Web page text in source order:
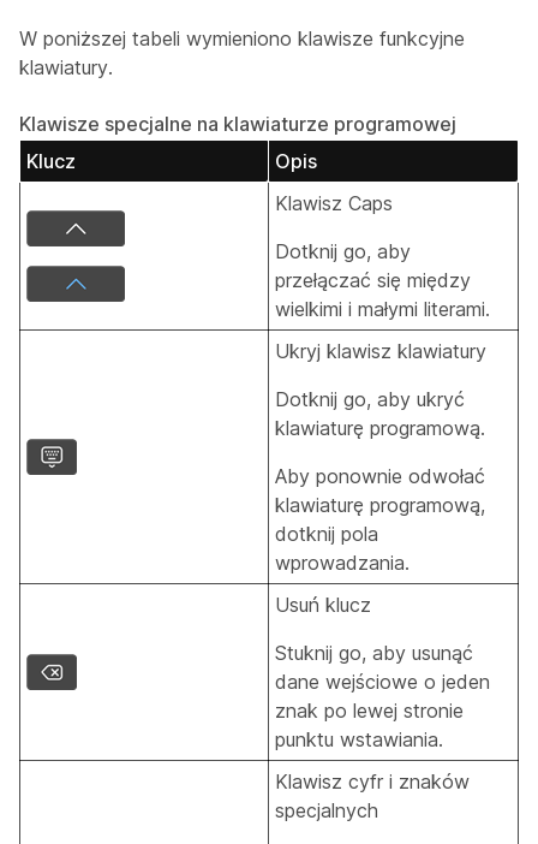
W poniższej tabeli wymieniono klawisze funkcyjne
klawiatury.
Klawisze specjalne na klawiaturze programowej
Klucz
Opis
Klawisz Caps
Dotknij go, aby
przełączać się między
wielkimi i małymi literami.
Ukryj klawisz klawiatury
Dotknij go, aby ukryć
klawiaturę programową.
Aby ponownie odwołać
klawiaturę programową,
dotknij pola
wprowadzania.
Usuń klucz
Stuknij go, aby usunąć
dane wejściowe o jeden
znak po lewej stronie
punktu wstawiania.
Klawisz cyfr i znaków
specjalnych